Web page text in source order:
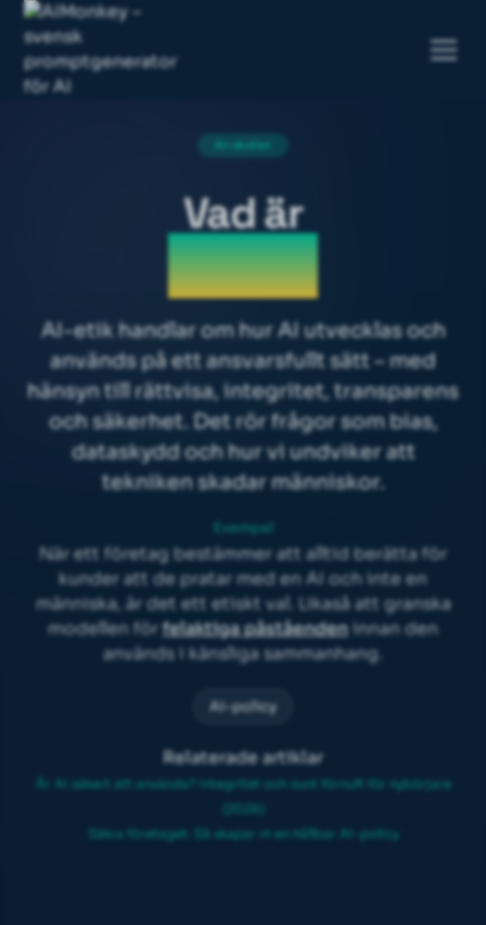
AI-skolan
Vad är
AI-etik
AI-etik handlar om hur AI utvecklas och
används på ett ansvarsfullt sätt – med
hänsyn till rättvisa, integritet, transparens
och säkerhet. Det rör frågor sombias,
dataskydd och hur vi undviker att
tekniken skadar människor.
Exempel
När ett företag bestämmer att alltid berätta för
kunder att de pratar med en AI och inte en
människa, är det ett etiskt val. Likaså att granska
modellen för felaktiga påståendeninnan den
används i känsliga sammanhang.
AI-policy
Relaterade artiklar
Är AI säkert att använda? Integritet och sunt förnuft för nybörjare
(2026)
Säkra företaget: Så skapar ni en hållbar AI-policy